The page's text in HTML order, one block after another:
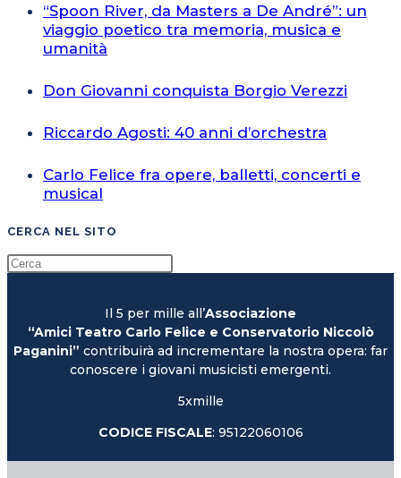
“Spoon River, da Masters a De André”: un
viaggio poetico tra memoria, musica e
umanità
Don Giovanni conquista Borgio Verezzi
Riccardo Agosti: 40 anni d’orchestra
Carlo Felice fra opere, balletti, concerti e
musical
CERCA NEL SITO
Il 5 per mille all’Associazione
“Amici Teatro Carlo Felice e Conservatorio Niccolò
Paganini” contribuirà ad incrementare la nostra opera: far
conoscere i giovani musicisti emergenti.
5xmille
CODICE FISCALE: 95122060106